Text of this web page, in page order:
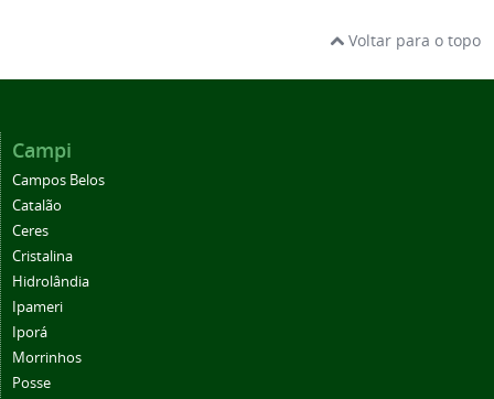
Voltar para o topo
Campi
Campos Belos
Catalão
Ceres
Cristalina
Hidrolândia
Ipameri
Iporá
Morrinhos
Posse